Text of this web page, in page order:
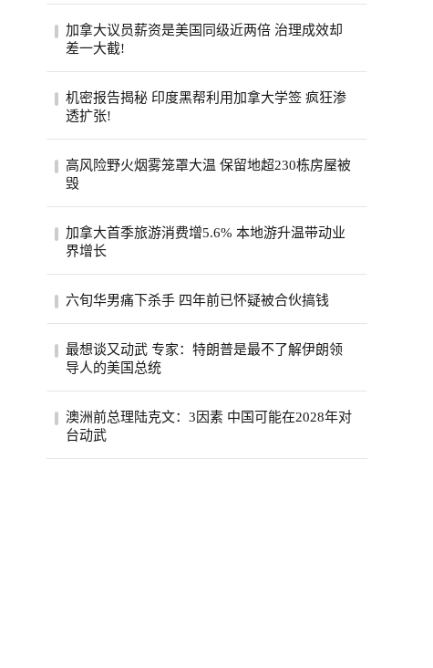
产品每公斤价差超40加元。供应紧张、气候
加拿大议员薪资是美国同级近两倍 治理成效却
差一大截!
员平均年薪约11.5万加元，是美国州级议员
机密报告揭秘 印度黑帮利用加拿大学签 疯狂渗
透扩张!
比什诺伊帮派头目戈迪·布拉尔持学生签证
高风险野火烟雾笼罩大温 保留地超230栋房屋被
毁
罩，奥卡纳根印第安保留地火灾致逾230栋
加拿大首季旅游消费增5.6% 本地游升温带动业
界增长
费按年上升5.6%，达295亿元，显示2026年
六旬华男痛下杀手 四年前已怀疑被合伙搞钱
案，现金投入800万元左右，总贷款1500万
元，全...
最想谈又动武 专家：特朗普是最不了解伊朗领
导人的美国总统
看板。（路透）特朗普总统自认擅长看透并
澳洲前总理陆克文：3因素 中国可能在2028年对
台动武